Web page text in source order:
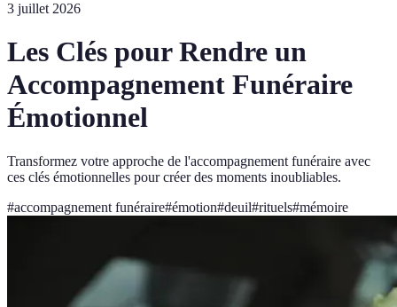
3 juillet 2026
Les Clés pour Rendre un
Accompagnement Funéraire
Émotionnel
Transformez votre approche de l'accompagnement funéraire avec
ces clés émotionnelles pour créer des moments inoubliables.
#accompagnement funéraire#émotion#deuil#rituels#mémoire